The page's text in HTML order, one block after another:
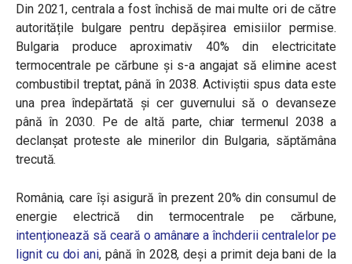
Din 2021, centrala a fost închisă de mai multe ori de către
autoritățile bulgare pentru depășirea emisiilor permise.
Bulgaria produce aproximativ 40% din electricitate
termocentrale pe cărbune și s-a angajat să elimine acest
combustibil treptat, până în 2038. Activiștii spus data este
una prea îndepărtată și cer guvernului să o devanseze
până în 2030. Pe de altă parte, chiar termenul 2038 a
declanșat proteste ale minerilor din Bulgaria, săptămâna
trecută.
România, care își asigură în prezent 20% din consumul de
energie electrică din termocentrale pe cărbune,
intenționează să ceară o amânare a închderii centralelor pe
lignit cu doi ani, până în 2028, deși a primit deja bani de la